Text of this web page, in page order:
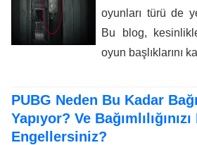
oyunları türü de
Bu blog,
oyun başlıklarını
PUBG Neden Bu Kadar
Yapıyor? Ve Bağımlılığınızı
Engellersiniz?